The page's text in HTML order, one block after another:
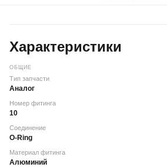
Характеристики
ОБЩИЕ
Тип запчасти
Аналог
Номер фитинга
10
Соединение
O-Ring
Материал фитинга
Алюминий